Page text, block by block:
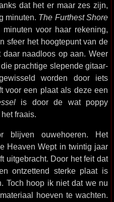
dat het er maar zes zijn,
minuten. The Furthest Shore
voor haar rekening,
sfeer het hoogtepunt van de
naadloos op aan. Weer
prachtige slepende gitaar-
worden door iets
voor een plaat als deze een
is door de wat poppy
fraais.
ouwehoeren. Het
Heaven Wept in twintig jaar
uitgebracht. Door het feit dat
ontzettend sterke plaat is
Toch hoop ik niet dat we nu
hoeven te wachten.